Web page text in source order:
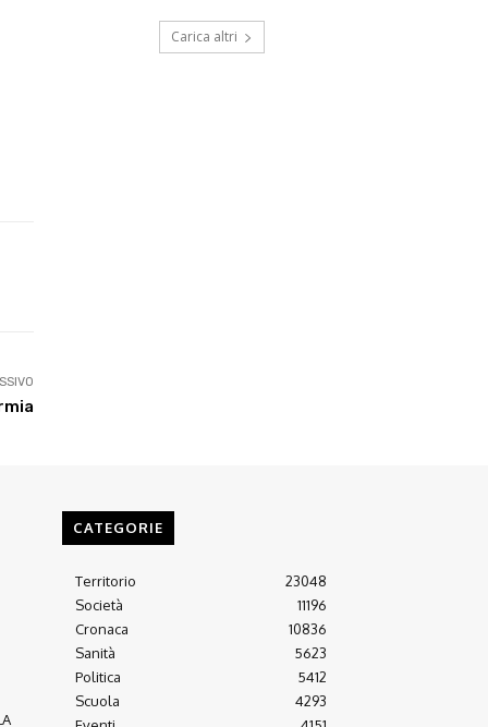
Carica altri
CATEGORIE
Territorio
23048
Società
11196
Cronaca
10836
Sanità
5623
Politica
5412
Scuola
4293